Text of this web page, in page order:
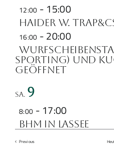
12:00 - 15:00
Haider W.
16:00 -20:00
Sporting) und
geöffnet
Sa. 9
8:00 - 17:00
BHM in Lassee
PreviousVeranstaltungen